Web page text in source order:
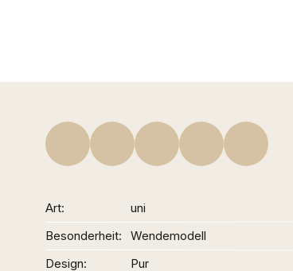
Art
uni
Besonderheit
Wendemodell
Design
Pur